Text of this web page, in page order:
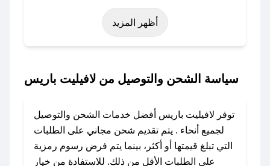
مثل عيد الفطر، عيد الأضحى، الجمعة البيضاء (شهر
نوفمبر)، رمضان، اليوم الوطني، يوم التأسيس، أو
حتى عروض خاصة أخرى.
باريس؟
كود خصم لافيليت باريس. وفي حال عدم توفر
الكوبون، تواصل معنا عبر تويتر أو البريد الإلكتروني
لإضافته بسرعة.
أظهر المزيد
سياسة الشحن والتوصيل من لافيليت باريس
توفر لافيليت باريس أفضل خدمات الشحن والتوصيل
لجميع أنحاء . يتم تقديم شحن مجاني على الطلبات
التي تبلغ قيمتها أو أكثر، بينما يتم فرض رسوم رمزية
على الطلبات الأقل من ذلك. للاستفادة من خيار